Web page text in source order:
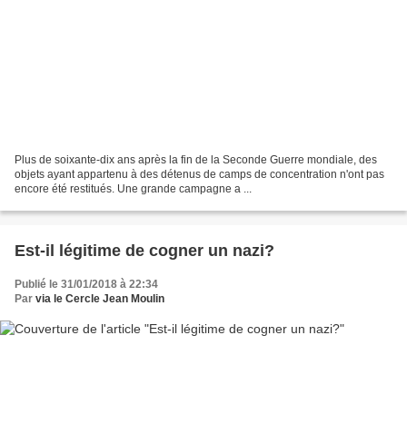
Plus de soixante-dix ans après la fin de la Seconde Guerre mondiale, des
objets ayant appartenu à des détenus de camps de concentration n'ont pas
encore été restitués. Une grande campagne a ...
Est-il légitime de cogner un nazi?
Publié le 31/01/2018 à 22:34
Par via le Cercle Jean Moulin